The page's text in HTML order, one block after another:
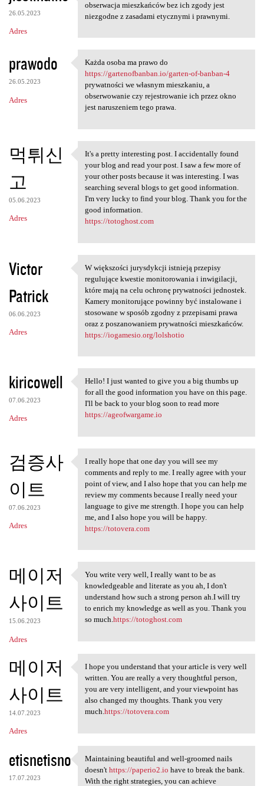
26.05.2023
Adres
obserwacja mieszkańców bez ich zgody jest
niezgodne z zasadami etycznymi i prawnymi.
prawodo
26.05.2023
Adres
Każda osoba ma prawo do https
Każda osoba ma prawo do
https://gartenofbanban.io/garten-of-banban-4
prywatności we własnym mieszkaniu, a
obserwowanie czy rejestrowanie ich przez okno
jest naruszeniem tego prawa.
먹튀신
고
05.06.2023
Adres
It's a pretty interesting
It's a pretty interesting post. I accidentally found
your blog and read your post. I saw a few more of
your other posts because it was interesting. I was
searching several blogs to get good information.
I'm very lucky to find your blog. Thank you for the
good information.
https://totoghost.com
Victor
Patrick
06.06.2023
Adres
W większości jurysdykcji
W większości jurysdykcji istnieją przepisy
regulujące kwestie monitorowania i inwigilacji,
które mają na celu ochronę prywatności jednostek.
Kamery monitorujące powinny być instalowane i
stosowane w sposób zgodny z przepisami prawa
oraz z poszanowaniem prywatności mieszkańców.
https://iogamesio.org/lolshotio
kiricowell
07.06.2023
Adres
Hello! I just wanted to give
Hello! I just wanted to give you a big thumbs up
for all the good information you have on this page.
I'll be back to your blog soon to read more
https://ageofwargame.io
검증사
이트
07.06.2023
Adres
I really hope that one day
I really hope that one day you will see my
comments and reply to me. I really agree with your
point of view, and I also hope that you can help me
review my comments because I really need your
language to give me strength. I hope you can help
me, and I also hope you will be happy.
https://totovera.com
메이저
사이트
15.06.2023
Adres
You write very well, I really
You write very well, I really want to be as
knowledgeable and literate as you ah, I don't
understand how such a strong person ah.I will try
to enrich my knowledge as well as you. Thank you
so much.https://totoghost.com
메이저
사이트
14.07.2023
Adres
I hope you understand that
I hope you understand that your article is very well
written. You are really a very thoughtful person,
you are very intelligent, and your viewpoint has
also changed my thoughts. Thank you very
much.https://totovera.com
etisnetisno
17.07.2023
Maintaining beautiful and
Maintaining beautiful and well-groomed nails
doesn't https://paperio2.io have to break the bank.
With the right strategies, you can achieve